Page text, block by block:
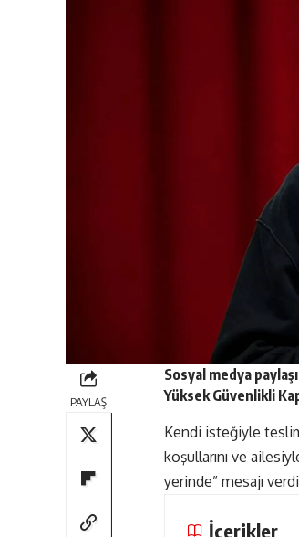
PAYLAŞ
Sosyal medya
Yüksek Güvenlikli
Kendi isteğiyle
koşullarını ve
yerinde” mesajı
İçerikler